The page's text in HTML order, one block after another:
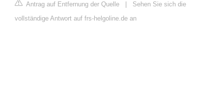
Antrag auf Entfernung der Quelle
Sehen Sie sich die
vollständige Antwort auf frs-helgoline.de an